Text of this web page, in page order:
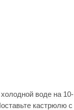
воде на 10-
кастрюлю с